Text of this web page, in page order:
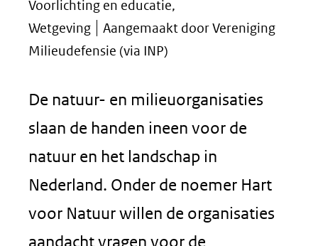
Voorlichting en educatie,
Wetgeving
Aangemaakt door Vereniging
Milieudefensie (via INP)
De natuur- en milieuorganisaties
slaan de handen ineen voor de
natuur en het landschap in
Nederland. Onder de noemer Hart
voor Natuur willen de organisaties
aandacht vragen voor de